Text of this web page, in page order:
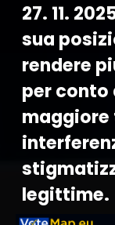
27. 11.
sua
rendere
per conto
maggiore
legittime.